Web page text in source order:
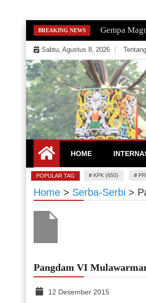
Skip
to
content
BREAKING NEWS Gempa
Sabtu, Agustus 8, 2026
Mengeksekusi Berita Untuk
HOME
POPULAR TAG # KPK (650) #
Home > Serba-Serbi >
Pangdam VI
12 Desember 2015